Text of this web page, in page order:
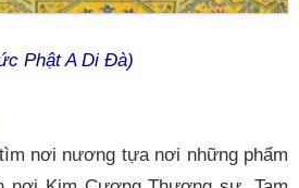
Phật A Di Đà)
nơi nương tựa nơi những phẩm